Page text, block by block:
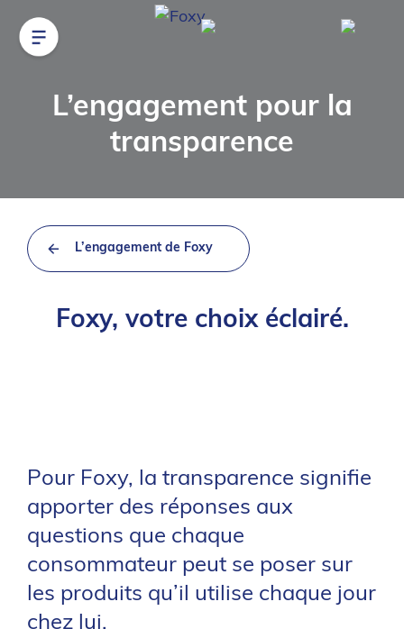
L’engagement pour la
transparence
L’engagement de Foxy
Foxy, votre choix éclairé.
Pour Foxy, la transparence signifie
apporter des réponses aux
questions que chaque
consommateur peut se poser sur
les produits qu’il utilise chaque jour
chez lui.